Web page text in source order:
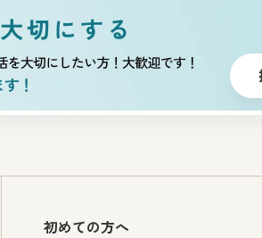
初めての方へ